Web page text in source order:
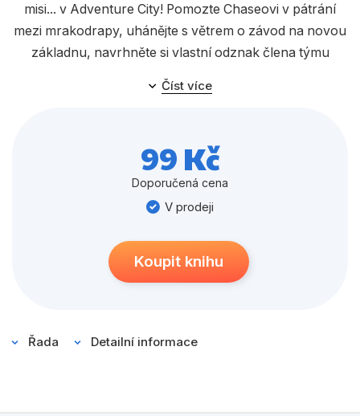
Populárně - naučné pro děti
Předškoláci
Výchova a pedagogika
Zdraví a životní styl
misi... v Adventure City! Pomozte Chaseovi v pátrání
mezi mrakodrapy, uhánějte s větrem o závod na novou
základnu, navrhněte si vlastní odznak člena týmu
samolepkami na motivy filmu o Tlapkové patrole!
Číst více
99 Kč
Doporučená cena
V prodeji
Koupit knihu
Řada Detailní informace